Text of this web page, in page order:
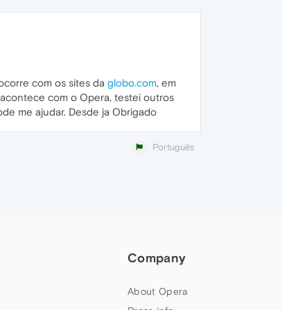
com os sites da globo.com, em
com o Opera, testei outros
me ajudar. Desde ja Obrigado
Português
Company
About Opera